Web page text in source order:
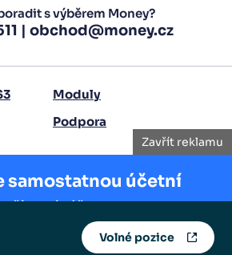
Zavřít reklamu
samostatnou účetní
vás účtovat.
Chci do akademie
s výběrem Money?
| obchod@money.cz
Moduly
Podpora
s.
Volné pozice